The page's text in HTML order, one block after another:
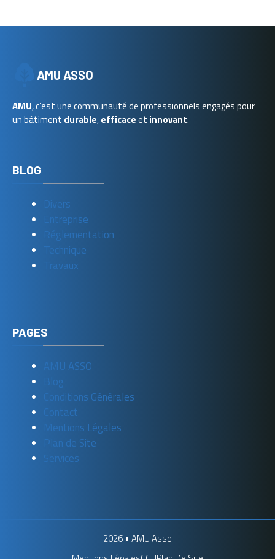
AMU ASSO
AMU, c’est une communauté de professionnels engagés pour
un bâtiment durable,efficaceet innovant.
BLOG
Divers
Entreprise
Réglementation
Technique
Travaux
PAGES
AMU ASSO
Blog
Conditions Générales
Contact
Mentions Légales
Plan de Site
Services
2026 • AMU Asso